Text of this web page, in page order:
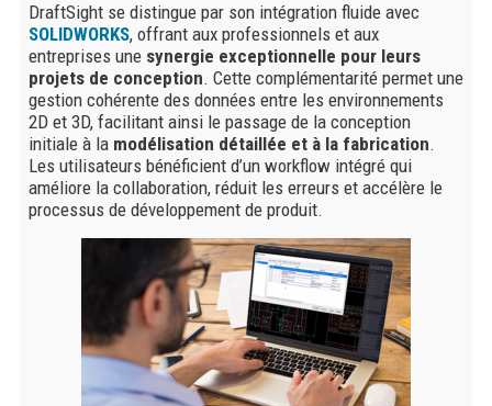
DraftSight se distingue par son intégration fluide avec
SOLIDWORKS, offrant aux professionnels et aux
entreprises une synergie exceptionnelle pour leurs
projets de conception. Cette complémentarité permet une
gestion cohérente des données entre les environnements
2D et 3D, facilitant ainsi le passage de la conception
initiale à lamodélisation détaillée et à la fabrication.
Les utilisateurs bénéficient d’un workflow intégré qui
améliore la collaboration, réduit les erreurs et accélère le
processus de développement de produit.